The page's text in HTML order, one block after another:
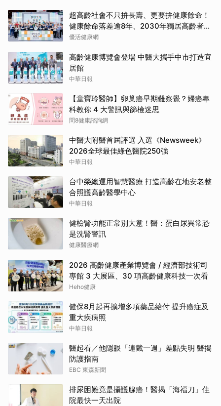
超高齡社會不只拚長壽、更要拚健康餘命！
健康餘命落差逾8年、2030年獨居高齡者估
破百萬戶
優活健康網
高齡健康博覽會登場 中醫大攜手中市打造宜
居館
中華日報
【童寶玲醫師】卵巢癌早期難察覺？婦癌專
科教你 4 大警訊與篩檢迷思
問8健康諮詢網
中醫大附醫首屆評選 入選《Newsweek》
2026全球最佳綠色醫院250強
中華日報
台中榮總運用智慧醫療 打造高齡在地安老整
合照護高齡醫學中心
中華日報
健檢腎功能正常別大意！醫：蛋白尿異常恐
是洗腎警訊
健康醫療網
2026 高齡健康產業博覽會 / 經濟部技術司
專館 3 大展區、30 項高齡健康科技一次看
Heho健康
健保8月起再擴增多項藥品給付 提升癌症及
重大疾病照
中華日報
醫起看／他隱眼「連戴一週」差點失明 醫揭
防護指南
EBC 東森新聞
排尿困難竟是攝護腺癌！醫揭「海福刀」住
院最快一天出院